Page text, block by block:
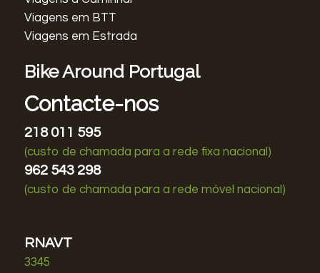
Viagens em BTT
Viagens em Estrada
Bike Around Portugal
Contacte-nos
218 011 595
(custo de chamada para a rede fixa nacional)
962 543 298
(custo de chamada para a rede móvel nacional)
RNAVT
3345